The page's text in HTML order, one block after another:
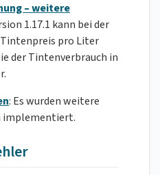
– weitere
1.17.1 kann bei der
pro Liter
der Tintenverbrauch in
: Es wurden weitere
implementiert.